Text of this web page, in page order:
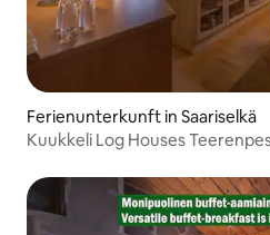
Ferienunterkunft in Saariselkä
Kuukkeli Log Houses